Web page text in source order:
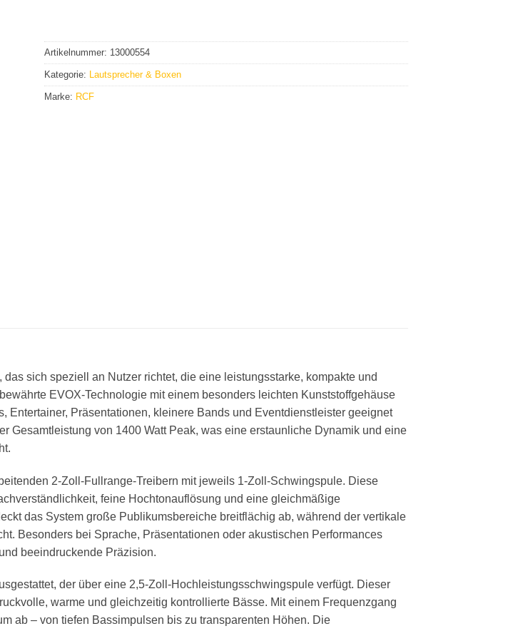
Artikelnummer: 13000554
Kategorie: Lautsprecher & Boxen
Marke: RCF
sich speziell an Nutzer richtet, die eine leistungsstarke, kompakte und
EVOX-Technologie mit einem besonders leichten Kunststoffgehäuse
Entertainer, Präsentationen, kleinere Bands und Eventdienstleister geeignet
Gesamtleistung von 1400 Watt Peak, was eine erstaunliche Dynamik und eine
2-Zoll-Fullrange-Treibern mit jeweils 1-Zoll-Schwingspule. Diese
feine Hochtonauflösung und eine gleichmäßige
das System große Publikumsbereiche breitflächig ab, während der vertikale
Besonders bei Sprache, Präsentationen oder akustischen Performances
beeindruckende Präzision.
der über eine 2,5-Zoll-Hochleistungsschwingspule verfügt. Dieser
warme und gleichzeitig kontrollierte Bässe. Mit einem Frequenzgang
ab – von tiefen Bassimpulsen bis zu transparenten Höhen. Die